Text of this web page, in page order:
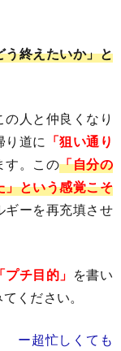
う終えたいか」と
人と仲良くなり
り道に 「狙い通り
す。この「自分の
」という感覚こそ
ギーを再充填させ
「プチ目的」 を書い
ください。
ー超忙しくても